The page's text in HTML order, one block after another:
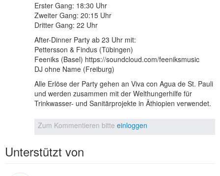
Erster Gang: 18:30 Uhr
Zweiter Gang: 20:15 Uhr
Dritter Gang: 22 Uhr
After-Dinner Party ab 23 Uhr mit:
Pettersson & Findus (Tübingen)
Feeniks (Basel) https://soundcloud.com/feeniksmusic
DJ ohne Name (Freiburg)
Alle Erlöse der Party gehen an Viva con Agua de St. Pauli
und werden zusammen mit der Welthungerhilfe für
Trinkwasser- und Sanitärprojekte in Äthiopien verwendet.
Zum Kommentieren bitte einloggen
Unterstützt von